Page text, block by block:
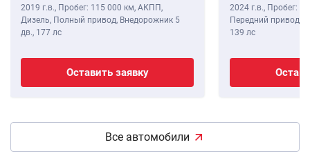
2019 г.в., Пробег: 115 000 км, АКПП,
Дизель, Полный привод, Внедорожник 5
дв., 177 лс
Оставить заявку
2024 г.в., Пробег: 8
Передний привод,
139 лс
Все автомобили